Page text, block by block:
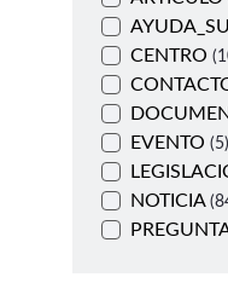
CENTRO
EVENTO (5)
NOTICIA